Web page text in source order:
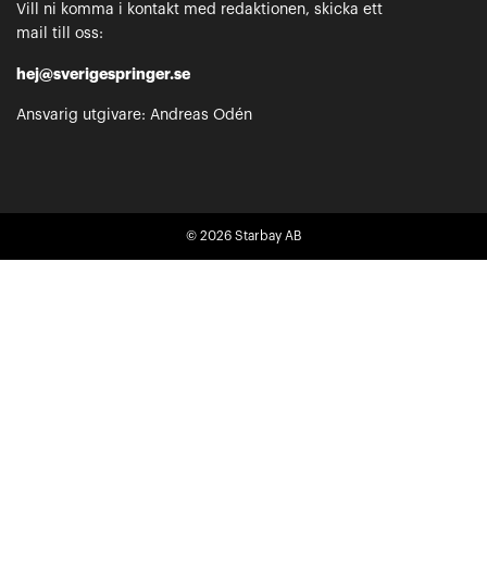
Vill ni komma i kontakt med redaktionen, skicka ett
mail till oss:
hej@sverigespringer.se
Ansvarig utgivare: Andreas Odén
© 2026 Starbay AB